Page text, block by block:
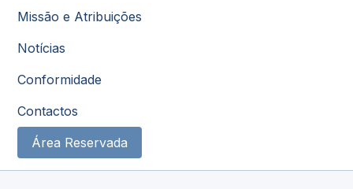
Missão e Atribuições
Notícias
Conformidade
Contactos
Área Reservada